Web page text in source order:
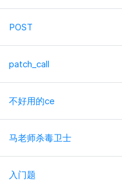
POST
patch_call
不好用的ce
马老师杀毒卫士
入门题